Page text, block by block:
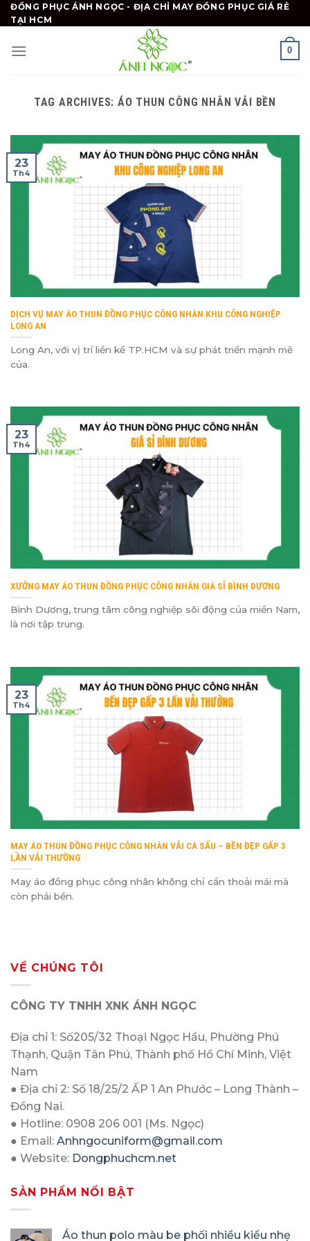
Skip
to
ĐỒNG PHỤC ÁNH NGỌC - ĐỊA CHỈ MAY ĐỒNG PHỤC GIÁ RẺ
TẠI HCM
0
TAG ARCHIVES:ÁO THUN CÔNG NHÂN VẢI BỀN
DỊCH VỤ MAY ÁO THUN ĐỒNG PHỤC CÔNG NHÂN KHU CÔNG NGHIỆP
LONG AN
Long An, với vị trí liền kề TP.HCM và sự phát triển mạnh mẽ
của.
23
Th4
XƯỞNG MAY ÁO THUN ĐỒNG PHỤC CÔNG NHÂN GIÁ SỈ BÌNH DƯƠNG
Bình Dương, trung tâm công nghiệp sôi động của miền Nam,
là nơi tập trung.
23
Th4
MAY ÁO THUN ĐỒNG PHỤC CÔNG NHÂN VẢI CÁ SẤU – BỀN ĐẸP GẤP 3
LẦN VẢI THƯỜNG
May áo đồng phục công nhân không chỉ cần thoải mái mà
còn phải bền.
23
Th4
VỀ CHÚNG TÔI
CÔNG TY TNHH XNK ÁNH NGỌC
Địa chỉ 1: Số205/32 Thoại Ngọc Hầu, Phường Phú
Thạnh, Quận Tân Phú, Thành phố Hồ Chí Minh, Việt
Nam
● Địa chỉ 2: Số 18/25/2 ẤP 1 An Phước – Long Thành –
Đồng Nai.
● Hotline: 0908 206 001 (Ms. Ngọc)
● Email: Anhngocuniform@gmail.com
● Website: Dongphuchcm.net
SẢN PHẨM NỔI BẬT
Áo thun polo màu be phối nhiều kiểu nhẹ